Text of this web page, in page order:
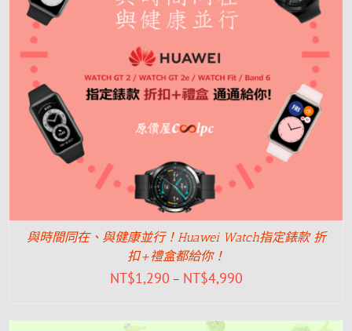
與時間同在、與健康並行！Huawei Watch指定錶款 折
扣+禮盒都給你！
NT$1,290 – NT$4,990